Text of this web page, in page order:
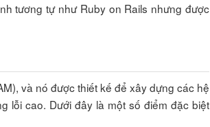
tương tự như Ruby on Rails nhưng được
và nó được thiết kế để xây dựng các hệ
lỗi cao. Dưới đây là một số điểm đặc biệt